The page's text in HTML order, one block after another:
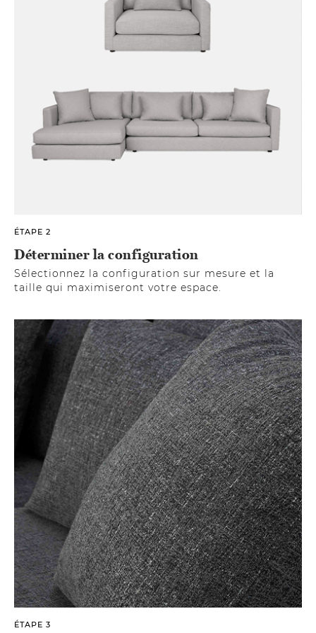
ÉTAPE 2
Déterminer la configuration
Sélectionnez la configuration sur mesure et la
taille qui maximiseront votre espace.
ÉTAPE 3